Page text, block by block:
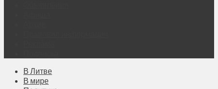
В Литве
В мире